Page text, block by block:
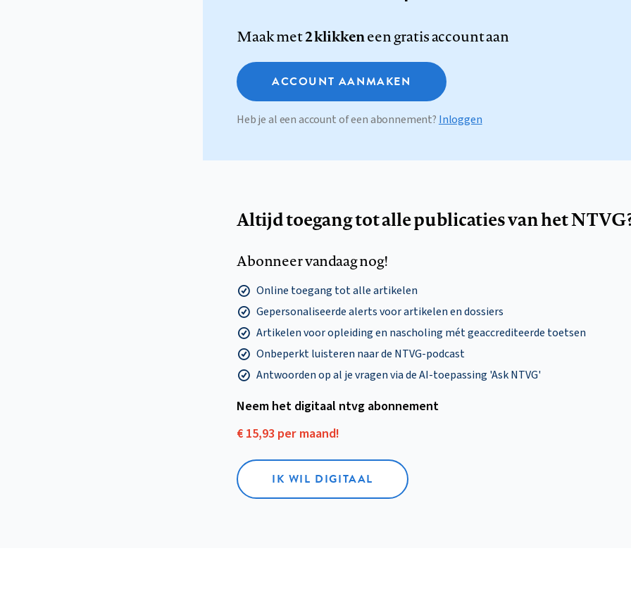
Maak met2 klikkeneen gratis account aan
ACCOUNT AANMAKEN
Heb je al een account of een abonnement? Inloggen
Altijd toegang tot alle publicaties van het
Abonneer vandaag nog!
Online toegang tot alle artikelen
Gepersonaliseerde alerts voor artikelen en dossiers
Artikelen voor opleiding en nascholing mét geaccrediteerde toetsen
Onbeperkt luisteren naar de NTVG-podcast
Antwoorden op al je vragen via de AI-toepassing 'Ask NTVG'
Neem het digitaal ntvg abonnement
€ 15,93 per maand!
IK WIL DIGITAAL